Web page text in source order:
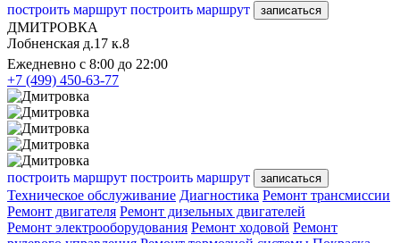
построить маршрут построить маршрут записаться
ДМИТРОВКА
Лобненская д.17 к.8
Ежедневно с 8:00 до 22:00
+7 (499) 450-63-77
построить маршрут построить маршрут записаться
Техническое обслуживание Диагностика Ремонт трансмиссии
Ремонт двигателя Ремонт дизельных двигателей
Ремонт электрооборудования Ремонт ходовой Ремонт